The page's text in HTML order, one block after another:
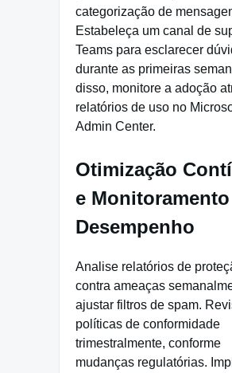
categorização de
Estabeleça um canal de
Teams para esclarecer
durante as primeiras
disso, monitore a adoção
relatórios de uso no
Admin Center.
Otimização
e
Desempenho
Analise relatórios de
contra ameaças
ajustar filtros de spam.
políticas de conformidade
trimestralmente, conforme
mudanças regulatórias.